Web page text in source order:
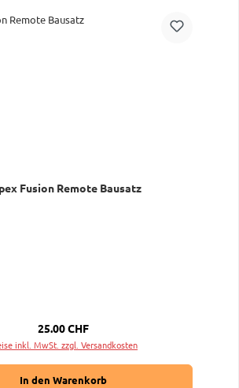
Fusion Remote Bausatz
Regulärer Preis:
25.00 CHF
inkl. MwSt. zzgl. Versandkosten
In den Warenkorb